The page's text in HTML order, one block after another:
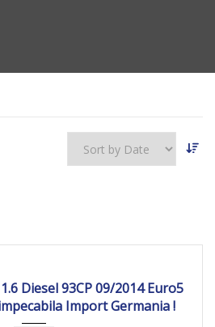
Diesel 93CP 09/2014 Euro5
Import Germania !